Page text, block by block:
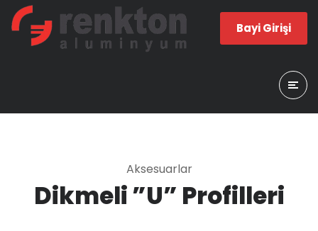
Bayi Girişi
Aksesuarlar
Dikmeli ”U” Profilleri